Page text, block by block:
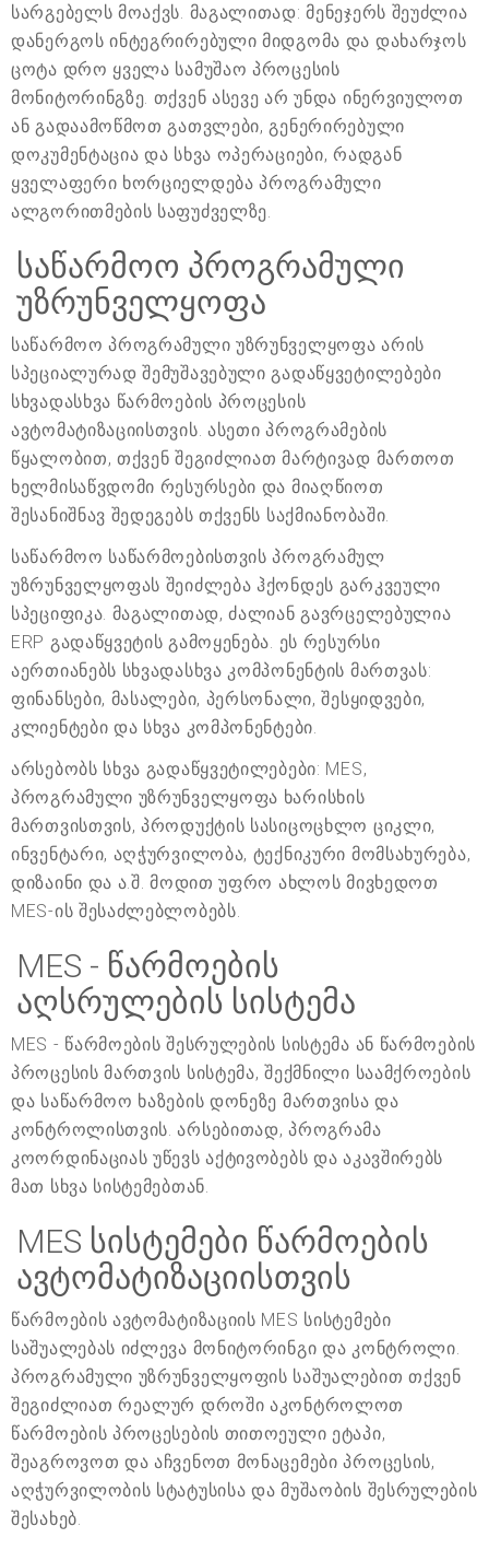
სარგებელს მოაქვს. მაგალითად: მენეჯერს შეუძლია
დანერგოს ინტეგრირებული მიდგომა და დახარჯოს
ცოტა დრო ყველა სამუშაო პროცესის
მონიტორინგზე. თქვენ ასევე არ უნდა ინერვიულოთ
ან გადაამოწმოთ გათვლები, გენერირებული
დოკუმენტაცია და სხვა ოპერაციები, რადგან
ყველაფერი ხორციელდება პროგრამული
ალგორითმების საფუძველზე.
საწარმოო პროგრამული
უზრუნველყოფა
საწარმოო პროგრამული უზრუნველყოფა არის
სპეციალურად შემუშავებული გადაწყვეტილებები
სხვადასხვა წარმოების პროცესის
ავტომატიზაციისთვის. ასეთი პროგრამების
წყალობით, თქვენ შეგიძლიათ მარტივად მართოთ
ხელმისაწვდომი რესურსები და მიაღწიოთ
შესანიშნავ შედეგებს თქვენს საქმიანობაში.
საწარმოო საწარმოებისთვის პროგრამულ
უზრუნველყოფას შეიძლება ჰქონდეს გარკვეული
სპეციფიკა. მაგალითად, ძალიან გავრცელებულია
ERP გადაწყვეტის გამოყენება. ეს რესურსი
აერთიანებს სხვადასხვა კომპონენტის მართვას:
ფინანსები, მასალები, პერსონალი, შესყიდვები,
კლიენტები და სხვა კომპონენტები.
არსებობს სხვა გადაწყვეტილებები: MES,
პროგრამული უზრუნველყოფა ხარისხის
მართვისთვის, პროდუქტის სასიცოცხლო ციკლი,
ინვენტარი, აღჭურვილობა, ტექნიკური მომსახურება,
დიზაინი და ა.შ. მოდით უფრო ახლოს მივხედოთ
MES-ის შესაძლებლობებს.
MES - წარმოების
აღსრულების სისტემა
MES - წარმოების შესრულების სისტემა ან წარმოების
პროცესის მართვის სისტემა, შექმნილი საამქროების
და საწარმოო ხაზების დონეზე მართვისა და
კონტროლისთვის. არსებითად, პროგრამა
კოორდინაციას უწევს აქტივობებს და აკავშირებს
მათ სხვა სისტემებთან.
MES სისტემები წარმოების
ავტომატიზაციისთვის
წარმოების ავტომატიზაციის MES სისტემები
საშუალებას იძლევა მონიტორინგი და კონტროლი.
პროგრამული უზრუნველყოფის საშუალებით თქვენ
შეგიძლიათ რეალურ დროში აკონტროლოთ
წარმოების პროცესების თითოეული ეტაპი,
შეაგროვოთ და აჩვენოთ მონაცემები პროცესის,
აღჭურვილობის სტატუსისა და მუშაობის შესრულების
შესახებ.